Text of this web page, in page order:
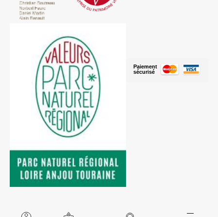
Paiement
sécurisé